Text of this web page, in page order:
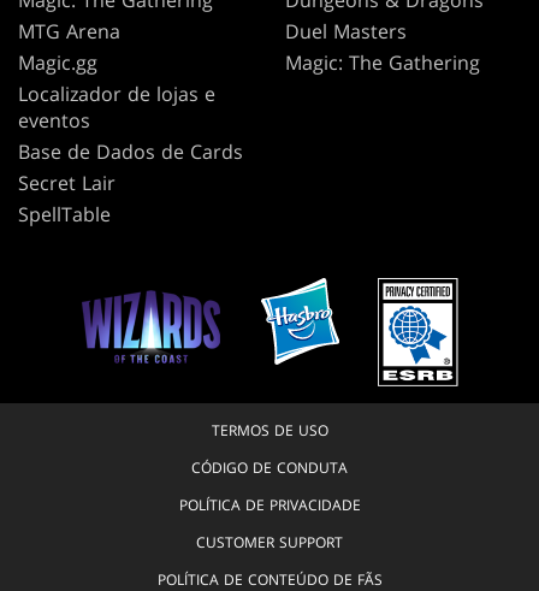
MTG Arena
Magic.gg
Localizador de lojas e
eventos
Base de Dados de Cards
Secret Lair
SpellTable
Duel Masters
Magic: The Gathering
TERMOS DE USO
CÓDIGO DE CONDUTA
POLÍTICA DE PRIVACIDADE
CUSTOMER SUPPORT
POLÍTICA DE CONTEÚDO DE FÃS